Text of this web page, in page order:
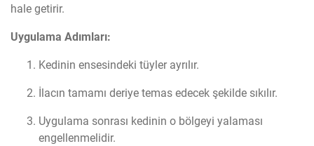
hale getirir.
Uygulama Adımları:
Kedinin ensesindeki tüyler ayrılır.
İlacın tamamı deriye temas edecek şekilde sıkılır.
Uygulama sonrası kedinin o bölgeyi yalaması
engellenmelidir.